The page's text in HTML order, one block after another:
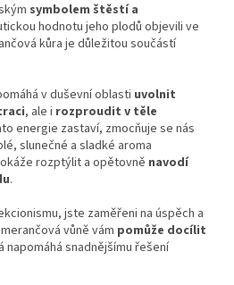
symbolem štěstí a
hodnotu jeho plodů objevili ve
kůra je důležitou součástí
v duševní oblasti uvolnit
, ale i rozproudit v těle
energie zastaví, zmocňuje se nás
slunečné a sladké aroma
rozptýlit a opětovně navodí
.
jste zaměřeni na úspěch a
vůně vám pomůže docílit
napomáhá snadnějšímu řešení